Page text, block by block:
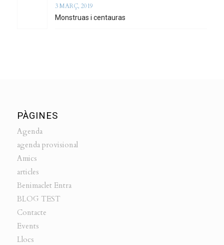
3 MARÇ, 2019
Monstruas i centauras
PÀGINES
Agenda
agenda provisional
Amics
articles
Benimaclet Entra
BLOG TEST
Contacte
Events
Llocs